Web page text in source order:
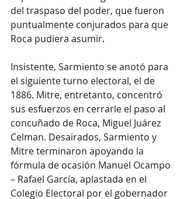
del traspaso del poder, que fueron
puntualmente conjurados para que
Roca pudiera asumir.
Insistente, Sarmiento se anotó para
el siguiente turno electoral, el de
1886. Mitre, entretanto, concentró
sus esfuerzos en cerrarle el paso al
concuñado de Roca, Miguel Juárez
Celman. Desairados, Sarmiento y
Mitre terminaron apoyando la
fórmula de ocasión Manuel Ocampo
– Rafael García, aplastada en el
Colegio Electoral por el gobernador